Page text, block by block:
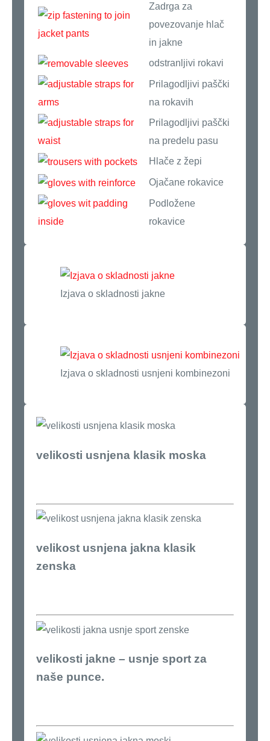
Zadrga za
povezovanje hlač
in jakne
odstranljivi rokavi
Prilagodljivi paščki
na rokavih
Prilagodljivi paščki
na predelu pasu
Hlače z žepi
Ojačane rokavice
Podložene
rokavice
Izjava o skladnosti jakne
Izjava o skladnosti usnjeni kombinezoni
velikosti usnjena klasik moska
velikost usnjena jakna klasik
zenska
velikosti jakne – usnje sport za
naše punce.